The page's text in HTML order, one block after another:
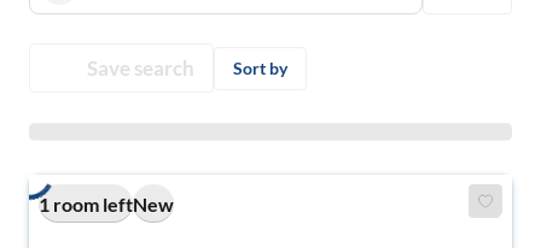
Save search Sort by
1 room leftNew